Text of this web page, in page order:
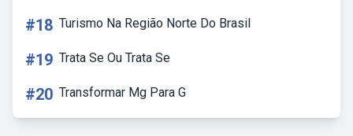
#18 Turismo Na Região Norte Do Brasil
#19 Trata Se Ou Trata Se
#20 Transformar Mg Para G